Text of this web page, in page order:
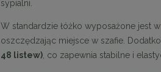
sypialni.
W standardzie łóżko wyposażone jest w
oszczędzając miejsce w szafie.
48 listew) , co zapewnia stabilne i